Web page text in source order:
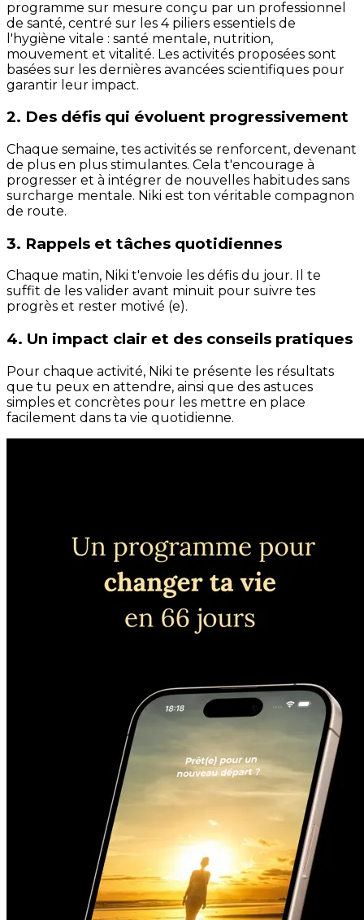
programme sur mesure conçu par un professionnel
de santé, centré sur les 4 piliers essentiels de
l'hygiène vitale : santé mentale, nutrition,
mouvement et vitalité. Les activités proposées sont
basées sur les dernières avancées scientifiques pour
garantir leur impact.
2. Des défis qui évoluent progressivement
Chaque semaine, tes activités se renforcent, devenant
de plus en plus stimulantes. Cela t'encourage à
progresser et à intégrer de nouvelles habitudes sans
surcharge mentale. Niki est ton véritable compagnon
de route.
3. Rappels et tâches quotidiennes
Chaque matin, Niki t'envoie les défis du jour. Il te
suffit de les valider avant minuit pour suivre tes
progrès et rester motivé (e).
4. Un impact clair et des conseils pratiques
Pour chaque activité, Niki te présente les résultats
que tu peux en attendre, ainsi que des astuces
simples et concrètes pour les mettre en place
facilement dans ta vie quotidienne.